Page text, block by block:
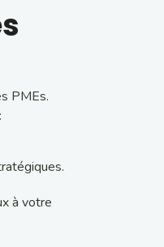
PMEs.
à votre